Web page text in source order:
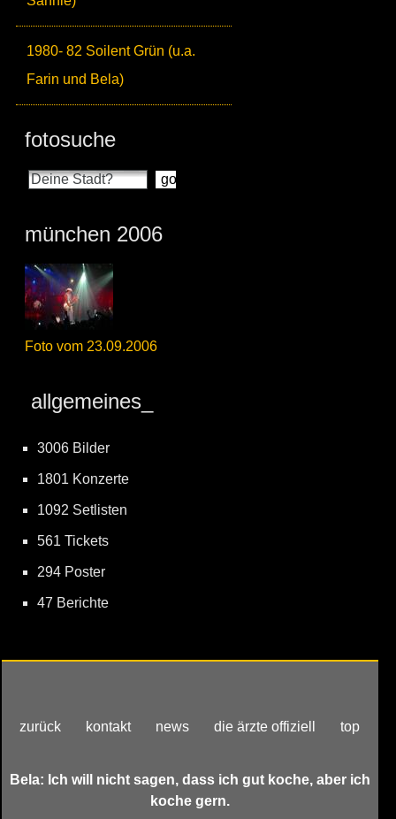
1980- 82 Soilent Grün (u.a.
Farin und Bela)
fotosuche
münchen 2006
Foto vom 23.09.2006
allgemeines_
3006 Bilder
1801 Konzerte
1092 Setlisten
561 Tickets
294 Poster
47 Berichte
zurück kontakt news die ärzte offiziell top
Bela: Ich will nicht sagen, dass ich gut koche, aber ich
koche gern.